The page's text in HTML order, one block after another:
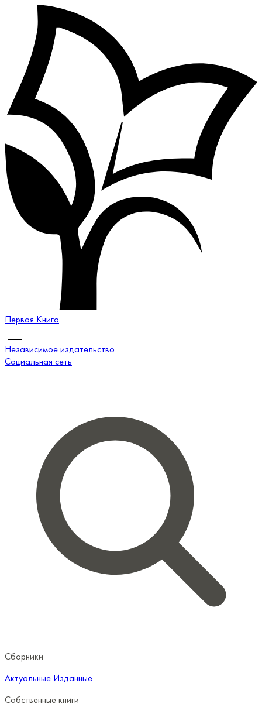
Первая Книга
Независимое издательство
Социальная сеть
Сборники
Актуальные Изданные
Собственные книги